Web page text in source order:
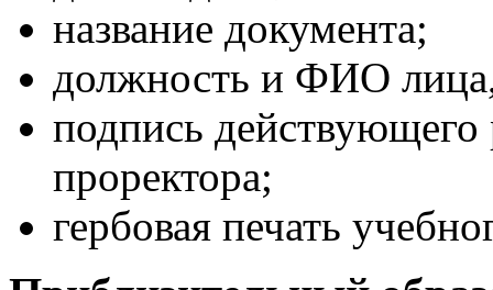
название документа;
должность и ФИО
подпись действующего
проректора;
гербовая печать